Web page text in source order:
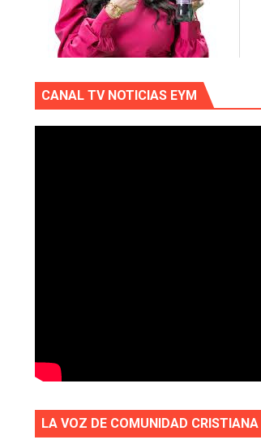
CANAL TV NOTICIAS EYM
LA VOZ DE COMUNIDAD CRISTIANA